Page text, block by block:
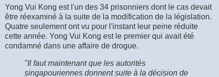
Yong Vui Kong est l'un des 34 prisonniers dont le cas devait
être réexaminé à la suite de la modification de la législation.
Quatre seulement ont vu pour l'instant leur peine réduite
cette année. Yong Vui Kong est le premier qui avait été
condamné dans une affaire de drogue.
"Il faut maintenant que les autorités
singapouriennes donnent suite à la décision de